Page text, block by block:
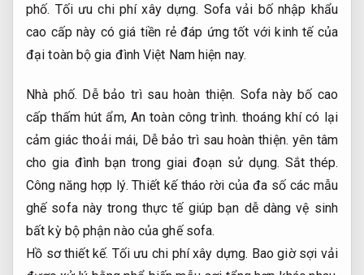
phố. Tối ưu chi phí xây dựng. Sofa vải bố nhập khẩu
cao cấp này có giá tiền rẻ đáp ứng tốt với kinh tế của
đại toàn bộ gia đình Việt Nam hiện nay.
Nhà phố. Dễ bảo trì sau hoàn thiện. Sofa này bố cao
cấp thấm hút ẩm, An toàn công trình. thoáng khí có lại
cảm giác thoải mái, Dễ bảo trì sau hoàn thiện. yên tâm
cho gia đình bạn trong giai đoạn sử dụng. Sắt thép.
Công năng hợp lý. Thiết kế tháo rời của đa số các mẫu
ghế sofa này trong thực tế giúp bạn dễ dàng vệ sinh
bất kỳ bộ phận nào của ghế sofa.
Hồ sơ thiết kế. Tối ưu chi phí xây dựng. Bao giờ sợi vải